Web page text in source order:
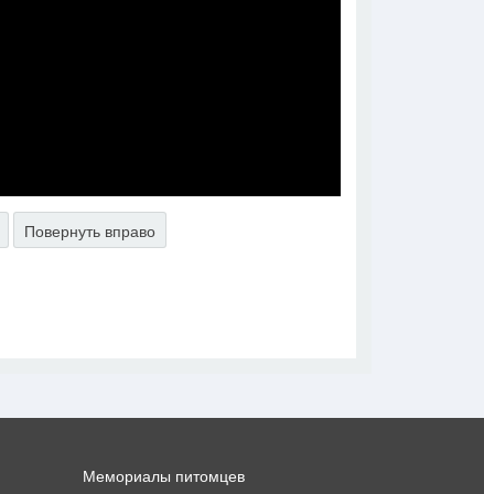
Повернуть вправо
Мемориалы питомцев